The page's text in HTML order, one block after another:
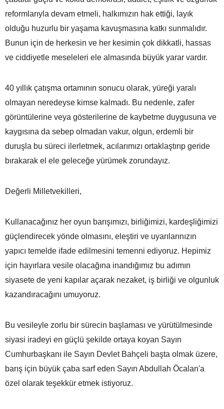
reformlarıyla devam etmeli, halkımızın hak ettiği, layık
olduğu huzurlu bir yaşama kavuşmasına katkı sunmalıdır.
Bunun için de herkesin ve her kesimin çok dikkatli, hassas
ve ciddiyetle meseleleri ele almasında büyük yarar vardır.
40 yıllık çatışma ortamının sonucu olarak, yüreği yaralı
olmayan neredeyse kimse kalmadı. Bu nedenle, zafer
görüntülerine veya gösterilerine de kaybetme duygusuna ve
kaygısına da sebep olmadan vakur, olgun, erdemli bir
duruşla bu süreci ilerletmek, acılarımızı ortaklaştırıp geride
bırakarak el ele geleceğe yürümek zorundayız.
Değerli Milletvekilleri,
Kullanacağınız her oyun barışımızı, birliğimizi, kardeşliğimizi
güçlendirecek yönde olmasını, eleştiri ve uyarılarınızın
yapıcı temelde ifade edilmesini temenni ediyoruz. Hepimiz
için hayırlara vesile olacağına inandığımız bu adımın
siyasete de yeni kapılar açarak nezaket, iş birliği ve olgunluk
kazandıracağını umuyoruz.
Bu vesileyle zorlu bir sürecin başlaması ve yürütülmesinde
siyasi iradeyi en güçlü şekilde ortaya koyan Sayın
Cumhurbaşkanı ile Sayın Devlet Bahçeli başta olmak üzere,
barış için büyük çaba sarf eden Sayın Abdullah Öcalan'a
özel olarak teşekkür etmek istiyoruz.